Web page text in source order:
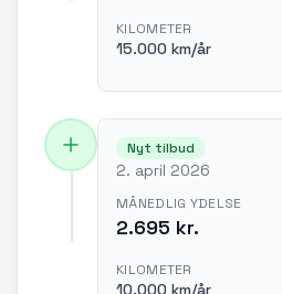
KILOMETER
15.000 km/år
Nyt tilbud
2. april 2026
MÅNEDLIG YDELSE
2.695 kr.
KILOMETER
10.000 km/år